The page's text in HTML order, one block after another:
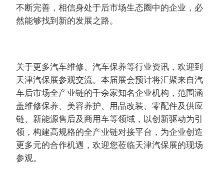
不断完善，相信身处于后市场生态圈中的企业，必
然能够找到新的发展之路。
关于更多汽车维修、汽车保养等行业资讯，欢迎到
天津汽保展参观交流。本届展会预计将汇聚来自汽
车后市场全产业链的千余家知名企业机构，范围涵
盖维修保养、美容养护、用品改装、零配件及供应
链、新能源售后及商用车等领域，以创新驱动为引
领，构建高规格的全产业链对接平台，为企业创造
更多元的合作机遇，欢迎您莅临天津汽保展的现场
参观。